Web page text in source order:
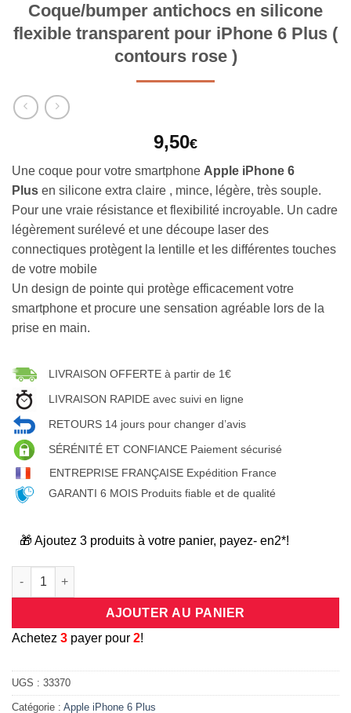
Coque/bumper antichocs en silicone
flexible transparent pour iPhone 6 Plus (
contours rose )
9,50€
Une coque pour votre smartphone Apple iPhone 6
Plus en silicone extra claire , mince, légère, très souple.
Pour une vraie résistance et flexibilité incroyable. Un cadre
légèrement surélevé et une découpe laser des
connectiques protègent la lentille et les différentes touches
de votre mobile
Un design de pointe qui protège efficacement votre
smartphone et procure une sensation agréable lors de la
prise en main.
LIVRAISON OFFERTE à partir de 1€
LIVRAISON RAPIDE avec suivi en ligne
RETOURS 14 jours pour changer d’avis
SÉRÉNITÉ ET CONFIANCE Paiement sécurisé
ENTREPRISE FRANÇAISE Expédition France
GARANTI 6 MOIS Produits fiable et de qualité
🎁 Ajoutez 3 produits à votre panier, payez- en2*!
quantité de Coque/bumper antichocs en silicone flexible
AJOUTER AU PANIER
Achetez 3 payer pour 2!
UGS : 33370
Catégorie : Apple iPhone 6 Plus